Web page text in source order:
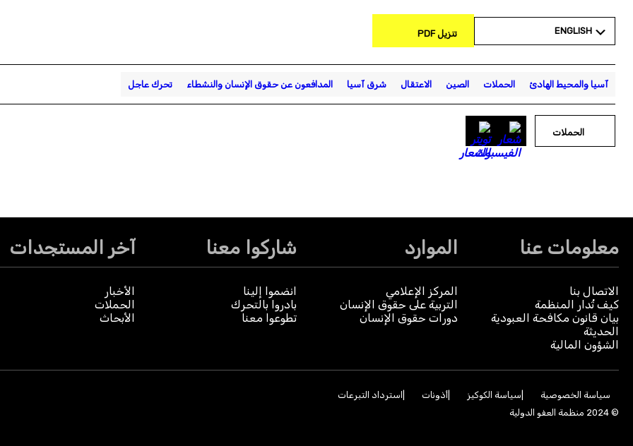
ENGLISH تنزيل PDF
آسيا والمحيط الهادئ الحملات الصين الاعتقال شرق آسيا المدافعون عن حقوق الإنسان والنشطاء تحرك عاجل
الحملات
معلومات عنا
الاتصال بنا
كيف تُدار المنظمة
بيان قانون مكافحة العبودية
الحديثة
الشؤون المالية
الموارد
المركز الإعلامي
التربية على حقوق الإنسان
دورات حقوق الإنسان
شاركوا معنا
انضموا إلينا
بادروا بالتحرك
تطوعوا معنا
آخر المستجدات
الأخبار
الحملات
الأبحاث
سياسة الخصوصية سياسة الكوكيز أذونات
استرداد التبرعات
© 2024 منظمة العفو الدولية